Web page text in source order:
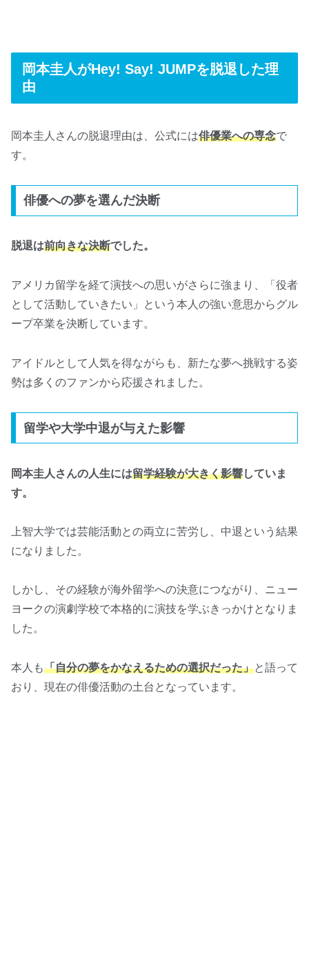
岡本圭人がHey! Say! JUMPを脱退した理
由
岡本圭人さんの脱退理由は、公式には俳優業への専念で
す。
俳優への夢を選んだ決断
脱退は前向きな決断でした。
アメリカ留学を経て演技への思いがさらに強まり、「役者
として活動していきたい」という本人の強い意思からグル
ープ卒業を決断しています。
アイドルとして人気を得ながらも、新たな夢へ挑戦する姿
勢は多くのファンから応援されました。
留学や大学中退が与えた影響
岡本圭人さんの人生には留学経験が大きく影響していま
す。
上智大学では芸能活動との両立に苦労し、中退という結果
になりました。
しかし、その経験が海外留学への決意につながり、ニュー
ヨークの演劇学校で本格的に演技を学ぶきっかけとなりま
した。
本人も「自分の夢をかなえるための選択だった」と語って
おり、現在の俳優活動の土台となっています。